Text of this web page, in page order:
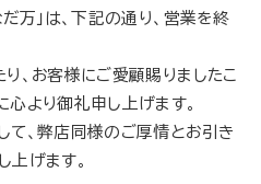
万」は、下記の通り、営業を終
、お客様にご愛顧賜りましたこ
心より御礼申し上げます。
て、弊店同様のご厚情とお引き
上げます。